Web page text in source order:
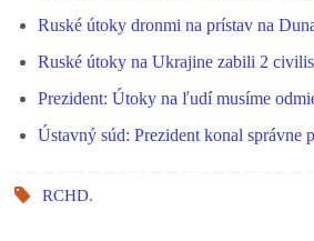
Ruské útoky dronmi na prístav na
Ruské útoky na Ukrajine zabili 2
Prezident: Útoky na ľudí musíme
Ústavný súd: Prezident konal správne
RCHD.